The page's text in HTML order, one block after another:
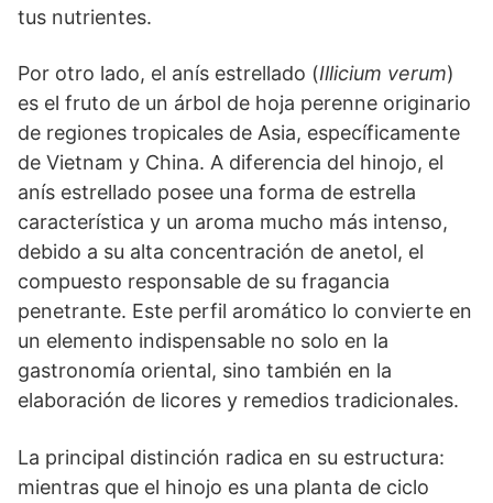
tus nutrientes.
Por otro lado, el anís estrellado (Illicium verum)
es el fruto de un árbol de hoja perenne originario
de regiones tropicales de Asia, específicamente
de Vietnam y China. A diferencia del hinojo, el
anís estrellado posee una forma de estrella
característica y un aroma mucho más intenso,
debido a su alta concentración de anetol, el
compuesto responsable de su fragancia
penetrante. Este perfil aromático lo convierte en
un elemento indispensable no solo en la
gastronomía oriental, sino también en la
elaboración de licores y remedios tradicionales.
La principal distinción radica en su estructura:
mientras que el hinojo es una planta de ciclo